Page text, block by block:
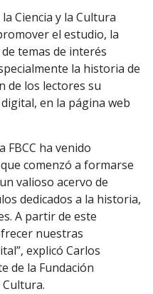
Ciencia y la Cultura
el estudio, la
temas de interés
la historia de
de los lectores su
en la página web
FBCC ha venido
comenzó a formarse
valioso acervo de
dedicados a la historia,
A partir de este
nuestras
explicó Carlos
de la Fundación